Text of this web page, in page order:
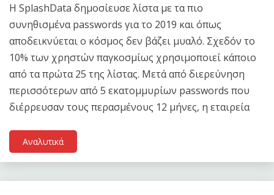
H SplashData δημοσίευσε λίστα με τα πιο
συνηθισμένα passwords για το 2019 και όπως
αποδεικνύεται ο κόσμος δεν βάζει μυαλό. Σχεδόν το
10% των χρηστών παγκοσμίως χρησιμοποιεί κάποιο
από τα πρώτα 25 της λίστας. Μετά από διερεύνηση
περισσότερων από 5 εκατομμυρίων passwords που
διέρρευσαν τους περασμένους 12 μήνες, η εταιρεία
Αναλυτικά